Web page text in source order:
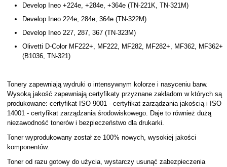
Develop Ineo +224e, +284e, +364e (TN-221K, TN-321M)
Develop Ineo 224e, 284e, 364e (TN-322M)
Develop Ineo 227, 287, 367 (TN-323M)
Olivetti D-Color MF222+, MF222, MF282, MF282+, MF362, MF362+
(B1036, TN-321)
Tonery zapewniają wydruki o intensywnym kolorze i nasyceniu barw.
Wysoką jakość zapewniają certyfikaty przyznane zakładom w których są
produkowane: certyfikat ISO 9001 - certyfikat zarządzania jakością i ISO
14001 - certyfikat zarządzania środowiskowego. Daje to również dużą
niezawodność tonerów i bezpieczeństwo dla drukarki.
Toner wyprodukowany został ze 100% nowych, wysokiej jakości
komponentów.
Toner od razu gotowy do użycia, wystarczy usunąć zabezpieczenia